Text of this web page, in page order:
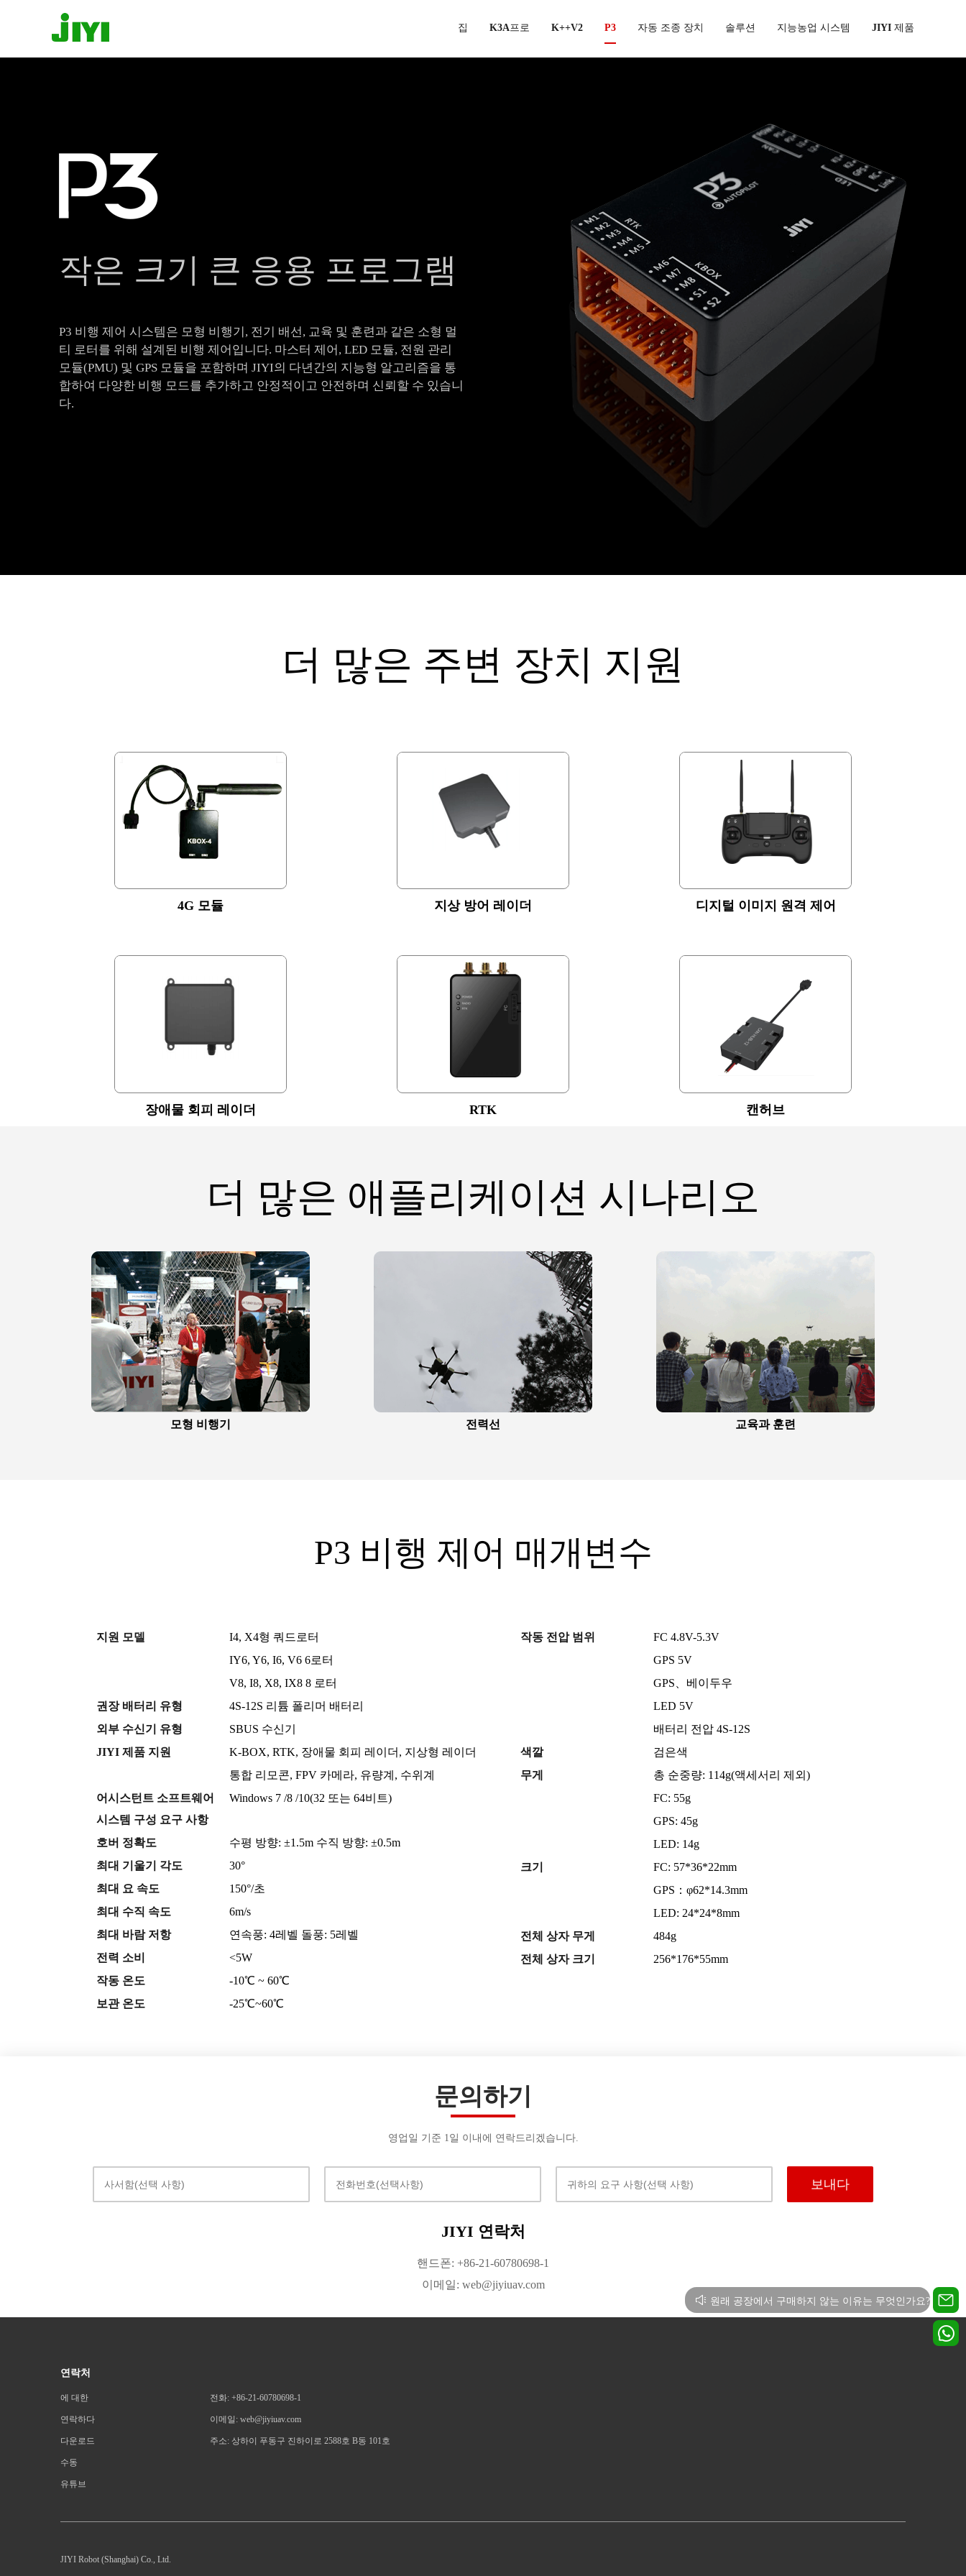
집 K3A프로 K++V2 P3 자동 조종 장치 솔루션 지능농업 시스템 JIYI 제품
작은 크기 큰 응용 프로그램
P3 비행 제어 시스템은 모형 비행기, 전기 배선, 교육 및 훈련과 같은 소형 멀
티 로터를 위해 설계된 비행 제어입니다. 마스터 제어, LED 모듈, 전원 관리
모듈(PMU) 및 GPS 모듈을 포함하며 JIYI의 다년간의 지능형 알고리즘을 통
합하여 다양한 비행 모드를 추가하고 안정적이고 안전하며 신뢰할 수 있습니
다.
더 많은 주변 장치 지원
4G 모듈 지상 방어 레이더 디지털 이미지 원격 제어
장애물 회피 레이더 RTK 캔허브
더 많은 애플리케이션 시나리오
모형 비행기 전력선 교육과 훈련
P3 비행 제어 매개변수
지원 모델
I4, X4형 쿼드로터
IY6, Y6, I6, V6 6로터
V8, I8, X8, IX8 8 로터
권장 배터리 유형
4S-12S 리튬 폴리머 배터리
외부 수신기 유형
SBUS 수신기
JIYI 제품 지원
K-BOX, RTK, 장애물 회피 레이더, 지상형 레이더
통합 리모콘, FPV 카메라, 유량계, 수위계
어시스턴트 소프트웨어
시스템 구성 요구 사항
Windows 7 /8 /10(32 또는 64비트)
호버 정확도
수평 방향: ±1.5m 수직 방향: ±0.5m
최대 기울기 각도
30°
최대 요 속도
150°/초
최대 수직 속도
6m/s
최대 바람 저항
연속풍: 4레벨 돌풍: 5레벨
전력 소비
<5W
작동 온도
-10℃ ~ 60℃
보관 온도
-25℃~60℃
작동 전압 범위
FC 4.8V-5.3V
GPS 5V
GPS、베이두우
LED 5V
배터리 전압 4S-12S
색깔
검은색
무게
총 순중량: 114g(액세서리 제외)
FC: 55g
GPS: 45g
LED: 14g
크기
FC: 57*36*22mm
GPS：φ62*14.3mm
LED: 24*24*8mm
전체 상자 무게
484g
전체 상자 크기
256*176*55mm
문의하기
영업일 기준 1일 이내에 연락드리겠습니다.
보내다
JIYI 연락처
핸드폰: +86-21-60780698-1
이메일: web@jiyiuav.com
원래 공장에서 구매하지 않는 이유는 무엇인가요?
연락처
에 대한 전화: +86-21-60780698-1
연락하다 이메일: web@jiyiuav.com
다운로드 주소: 상하이 푸동구 진하이로 2588호 B동 101호
수동
유튜브
JIYI Robot (Shanghai) Co., Ltd.